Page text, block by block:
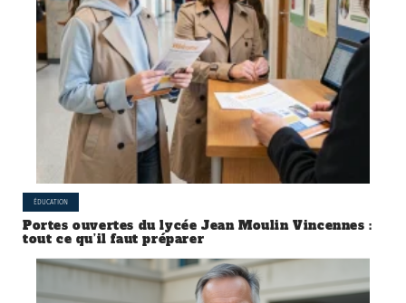
ÉDUCATION
Portes ouvertes du lycée Jean Moulin Vincennes :
tout ce qu’il faut préparer